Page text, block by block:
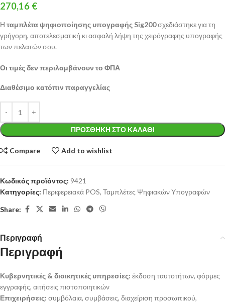
270,16 €
Η ταμπλέτα ψηφιοποίησης υπογραφής Sig200σχεδιάστηκε για τη
γρήγορη, αποτελεσματική κι ασφαλή λήψη της χειρόγραφης υπογραφής
των πελατών σου.
Οι τιμές δεν περιλαμβάνουν το ΦΠΑ
Διαθέσιμο κατόπιν παραγγελίας
ΠΡΟΣΘΉΚΗ ΣΤΟ ΚΑΛΆΘΙ
Compare Add to wishlist
Κωδικός προϊόντος: 9421
Κατηγορίες: Περιφερειακά POS, Ταμπλέτες Ψηφιακών Υπογραφών
Share:
Περιγραφή
Περιγραφή
Κυβερνητικές & διοικητικές υπηρεσίες: έκδοση ταυτοτήτων, φόρμες
εγγραφής, αιτήσεις πιστοποιητικών
Επιχειρήσεις: συμβόλαια, συμβάσεις, διαχείριση προσωπικού,